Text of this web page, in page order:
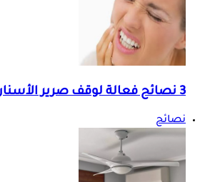
3 نصائح فعالة لوقف صرير الأسنان الناتج عن التوتر
نصائح